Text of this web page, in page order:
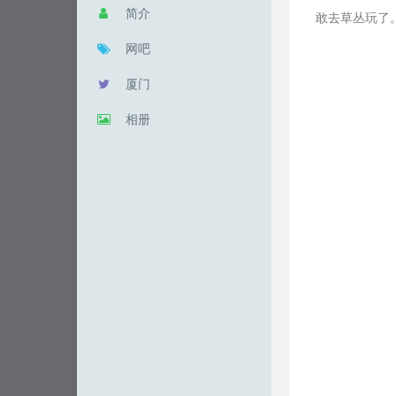
简介
网吧
厦门
相册
敢去草丛玩了